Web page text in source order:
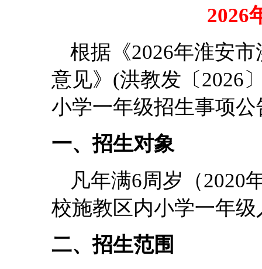
2026
根据《2026年淮安
意见》(洪教发〔2026
小学一年级招生事项
一、招生对象
凡年满6周岁（2020
校施教区内小学一年
二、招生范围